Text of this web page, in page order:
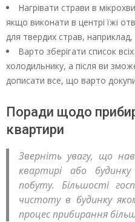
Нагрівати страви в
якщо виконати в центрі їжі
для твердих страв,
Варто зберігати список
холодильнику, а після ви
дописати все, що варто
Поради щодо
квартири
Зверніть увагу, що
квартирі або
побуту. Більшості
чистоту в будинку
процес прибирання